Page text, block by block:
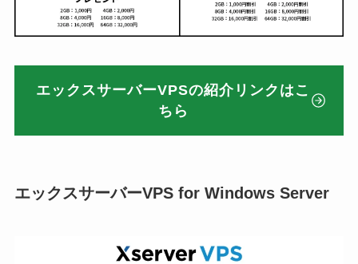
エックスサーバーVPSの紹介リンクはこ
ちら
エックスサーバーVPS for Windows Server